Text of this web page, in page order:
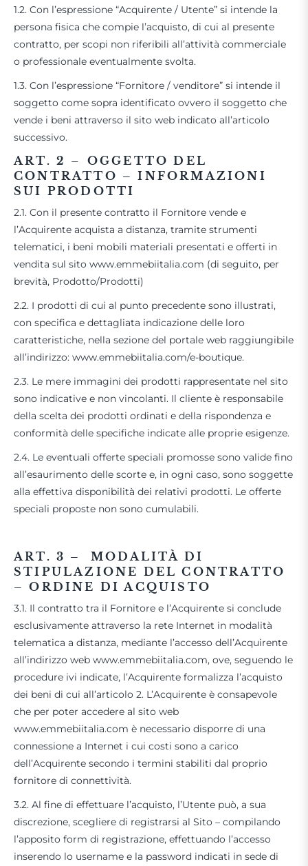
1.2. Con l’espressione “Acquirente / Utente” si intende la
persona fisica che compie l’acquisto, di cui al presente
contratto, per scopi non riferibili all’attività commerciale
o professionale eventualmente svolta.
1.3. Con l’espressione “Fornitore / venditore” si intende il
soggetto come sopra identificato ovvero il soggetto che
vende i beni attraverso il sito web indicato all’articolo
successivo.
ART. 2 –
OGGETTO DEL
CONTRATTO – INFORMAZIONI
SUI PRODOTTI
2.1. Con il presente contratto il Fornitore vende e
l’Acquirente acquista a distanza, tramite strumenti
telematici, i beni mobili materiali presentati e offerti in
vendita sul sito www.emmebiitalia.com (di seguito, per
brevità, Prodotto/Prodotti)
2.2. I prodotti di cui al punto precedente sono illustrati,
con specifica e dettagliata indicazione delle loro
caratteristiche, nella sezione del portale web raggiungibile
all’indirizzo: www.emmebiitalia.com/e-boutique.
2.3. Le mere immagini dei prodotti rappresentate nel sito
sono indicative e non vincolanti. Il cliente è responsabile
della scelta dei prodotti ordinati e della rispondenza e
conformità delle specifiche indicate alle proprie esigenze.
2.4. Le eventuali offerte speciali promosse sono valide fino
all’esaurimento delle scorte e, in ogni caso, sono soggette
alla effettiva disponibilità dei relativi prodotti. Le offerte
speciali proposte non sono cumulabili.
ART. 3 –
MODALITÀ DI
STIPULAZIONE DEL CONTRATTO
– ORDINE DI ACQUISTO
3.1. Il contratto tra il Fornitore e l’Acquirente si conclude
esclusivamente attraverso la rete Internet in modalità
telematica a distanza, mediante l’accesso dell’Acquirente
all’indirizzo web www.emmebiitalia.com, ove, seguendo le
procedure ivi indicate, l’Acquirente formalizza l’acquisto
dei beni di cui all’articolo 2. L’Acquirente è consapevole
che per poter accedere al sito web
www.emmebiitalia.com è necessario disporre di una
connessione a Internet i cui costi sono a carico
dell’Acquirente secondo i termini stabiliti dal proprio
fornitore di connettività.
3.2. Al fine di effettuare l’acquisto, l’Utente può, a sua
discrezione, scegliere di registrarsi al Sito – compilando
l’apposito form di registrazione, effettuando l’accesso
inserendo lo username e la password indicati in sede di